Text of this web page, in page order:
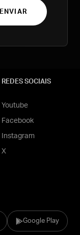
ENVIAR
Google Play
REDES SOCIAIS
Youtube
Facebook
Instagram
X